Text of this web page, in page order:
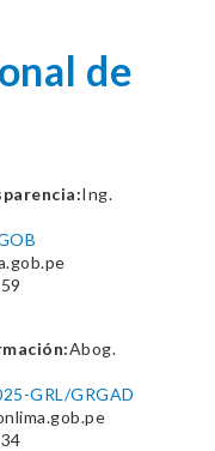
de
Ing.
Abog.
GRL/GRGAD